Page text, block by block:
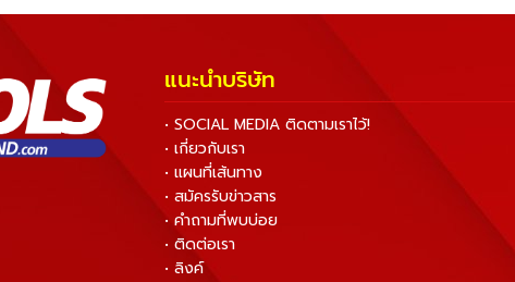
แนะนำบริษัท
• SOCIAL MEDIA ติดตามเราไว้!
• เกี่ยวกับเรา
• แผนที่เส้นทาง
• สมัครรับข่าวสาร
• คำถามที่พบบ่อย
• ติดต่อเรา
• ลิงค์